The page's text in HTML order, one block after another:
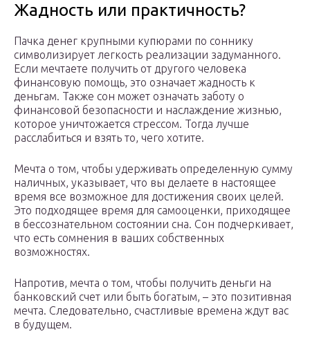
Жадность или практичность?
Пачка денег крупными купюрами по соннику
символизирует легкость реализации задуманного.
Если мечтаете получить от другого человека
финансовую помощь, это означает жадность к
деньгам. Также сон может означать заботу о
финансовой безопасности и наслаждение жизнью,
которое уничтожается стрессом. Тогда лучше
расслабиться и взять то, чего хотите.
Мечта о том, чтобы удерживать определенную сумму
наличных, указывает, что вы делаете в настоящее
время все возможное для достижения своих целей.
Это подходящее время для самооценки, приходящее
в бессознательном состоянии сна. Сон подчеркивает,
что есть сомнения в ваших собственных
возможностях.
Напротив, мечта о том, чтобы получить деньги на
банковский счет или быть богатым, – это позитивная
мечта. Следовательно, счастливые времена ждут вас
в будущем.